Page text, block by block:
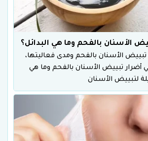
الأسنان بالفحم وما هي البدائل؟
الأسنان بالفحم ومدى فعاليتها،
أضرار تبييض الأسنان بالفحم وما هي
لتبييض الأسنان